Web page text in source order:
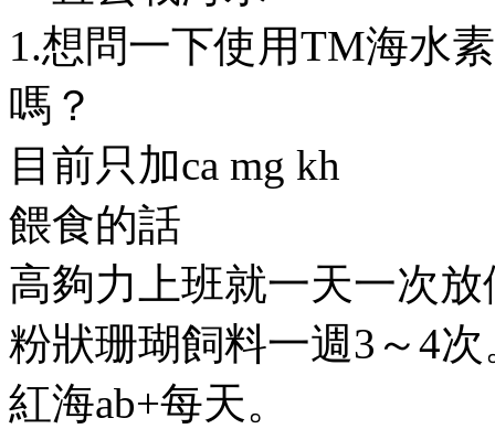
1.想問一下使用TM海水
嗎？
目前只加ca mg kh
餵食的話
高夠力上班就一天一次
粉狀珊瑚飼料一週3～4次
紅海ab+每天。